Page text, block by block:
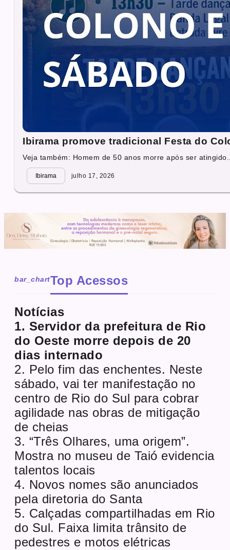
Ibirama promove tradicional Festa do
Veja também: Homem de 50 anos morre após ser
Ibirama julho 17, 2026
bar_chartTop Acessos
Notícias
1. Servidor da prefeitura de Rio
do Oeste morre depois de 20
dias internado
2. Pelo fim das enchentes. Neste
sábado, vai ter manifestação no
centro de Rio do Sul para cobrar
agilidade nas obras de mitigação
de cheias
3. “Três Olhares, uma origem”.
Mostra no museu de Taió evidencia
talentos locais
4. Novos nomes são anunciados
pela diretoria do Santa
5. Calçadas compartilhadas em Rio
do Sul. Faixa limita trânsito de
pedestres e motos elétricas